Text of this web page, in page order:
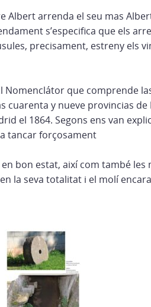
Albert arrenda el seu mas
s’especifica que els
precisament, estreny els
Nomenclátor que comprende
cuarenta y nueve provincias
el 1864. Segons ens van
tancar forçosament
bon estat, així com també
la seva totalitat i el molí